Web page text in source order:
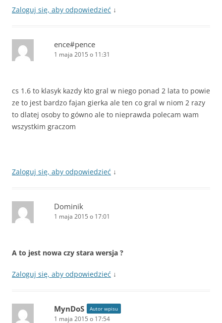
Zaloguj się, aby odpowiedzieć ↓
ence#pence
1 maja 2015 o 11:31
cs 1.6 to klasyk kazdy kto gral w niego ponad 2 lata to powie
ze to jest bardzo fajan gierka ale ten co gral w niom 2 razy
to dlatej osoby to gówno ale to nieprawda polecam wam
wszystkim graczom
Zaloguj się, aby odpowiedzieć ↓
Dominik
1 maja 2015 o 17:01
A to jest nowa czy stara wersja ?
Zaloguj się, aby odpowiedzieć ↓
MynDoS Autor wpisu
1 maja 2015 o 17:54